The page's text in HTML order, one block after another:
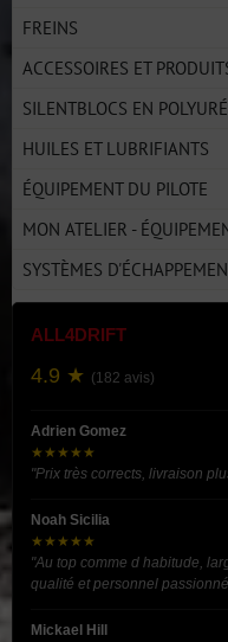
FREINS
ACCESSOIRES ET
SILENTBLOCS EN
HUILES ET LUBRIFIANTS
ÉQUIPEMENT DU PILOTE
MON ATELIER -
SYSTÈMES
ALL4DRIFT
4.9 ★ (182 avis)
Adrien Gomez
★★★★★
"Prix très corrects, livraison
Noah Sicilia
★★★★★
"Au top comme d habitude,
qualité et personnel
Mickael Hill